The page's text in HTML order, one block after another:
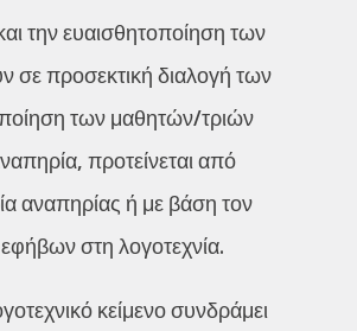
την ευαισθητοποίηση των
σε προσεκτική διαλογή των
των μαθητών/τριών
προτείνεται από
αναπηρίας ή με βάση τον
στη λογοτεχνία.
κείμενο συνδράμει